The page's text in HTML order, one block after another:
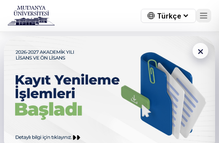
×
Gemlik Serbest Bölge ve
Borusan Port Teknik Gezisi